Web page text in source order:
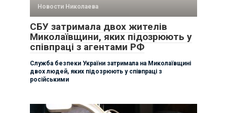
Новости Николаева
СБУ затримала двох жителів
Миколаївщини, яких підозрюють у
співпраці з агентами РФ
Служба безпеки України затримала на Миколаївщині
двох людей, яких підозрюють у співпраці з
російськими